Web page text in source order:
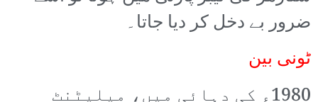
ضرور بے دخل کر دیا جاتا۔
ٹونی بین